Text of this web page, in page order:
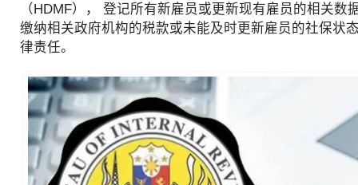
（HDMF）， 登记所有新雇员或更新现有雇员的相关数
缴纳相关政府机构的税款或未能及时更新雇员的社保状
律责任。